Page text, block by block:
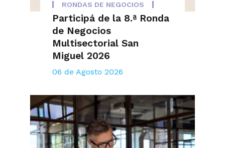
RONDAS DE NEGOCIOS
Participá de la 8.ª Ronda
de Negocios
Multisectorial San
Miguel 2026
06 de Agosto 2026